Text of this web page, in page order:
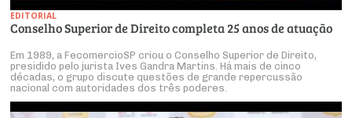
EDITORIAL
Conselho Superior de Direito completa 25 anos de atuação
Em 1989, a FecomercioSP criou o Conselho Superior de Direito,
presidido pelo jurista Ives Gandra Martins. Há mais de cinco
décadas, o grupo discute questões de grande repercussão
nacional com autoridades dos três poderes.